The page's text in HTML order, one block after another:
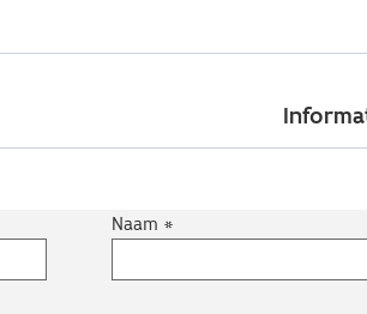
Skip
content
Naam